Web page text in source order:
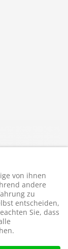
von ihnen
andere
zu
entscheiden,
Sie, dass